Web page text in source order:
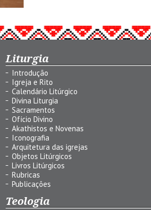
Liturgia
Introdução
Igreja e Rito
Calendário Litúrgico
Divina Liturgia
Sacramentos
Ofício Divino
Akathistos e Novenas
Iconografia
Arquitetura das igrejas
Objetos Litúrgicos
Livros Litúrgicos
Rubricas
Publicações
Teologia